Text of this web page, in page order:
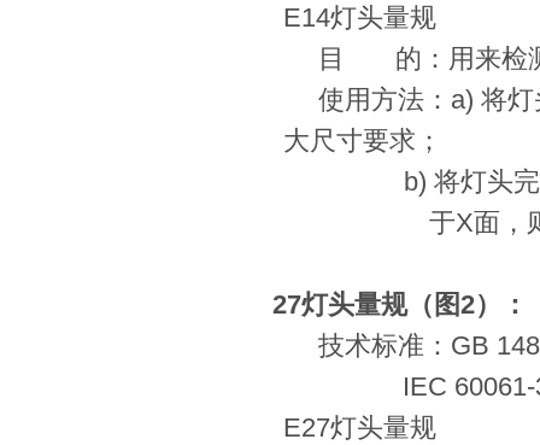
E14灯头量规
目
的：用来检
使用方法： a) 将
大尺寸要求；
b)将灯头
于X面，
E27灯头量规（图2）：
技术标准： GB
IEC
E27灯头量规